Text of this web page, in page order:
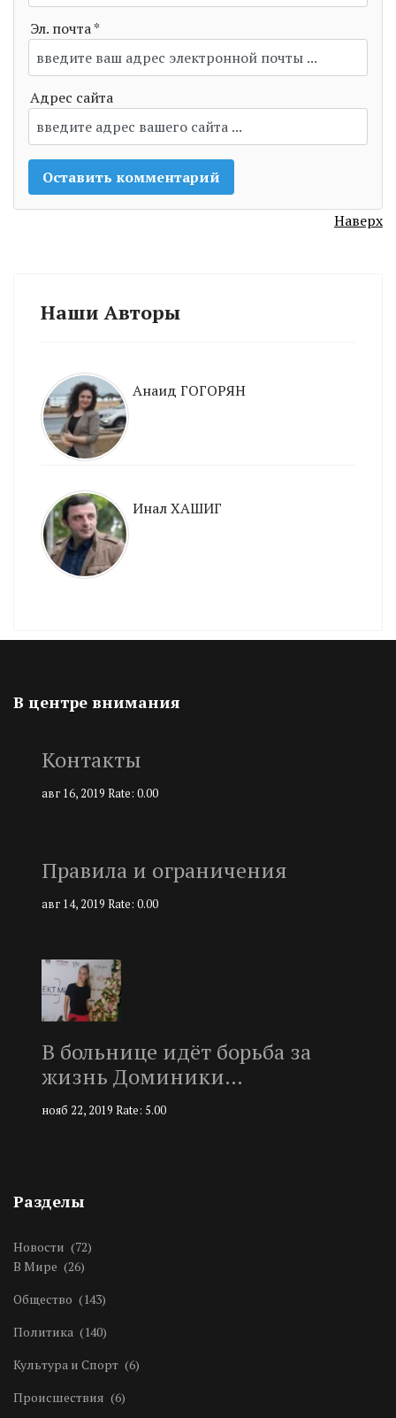
Эл. почта *
Адрес сайта
Наверх
Наши Авторы
Анаид ГОГОРЯН
Инал ХАШИГ
В центре внимания
Контакты
авг 16, 2019 Rate: 0.00
Правила и ограничения
авг 14, 2019 Rate: 0.00
В больнице идёт борьба за
жизнь Доминики…
нояб 22, 2019 Rate: 5.00
Разделы
Новости (72)
В Мире (26)
Общество (143)
Политика (140)
Культура и Спорт (6)
Происшествия (6)